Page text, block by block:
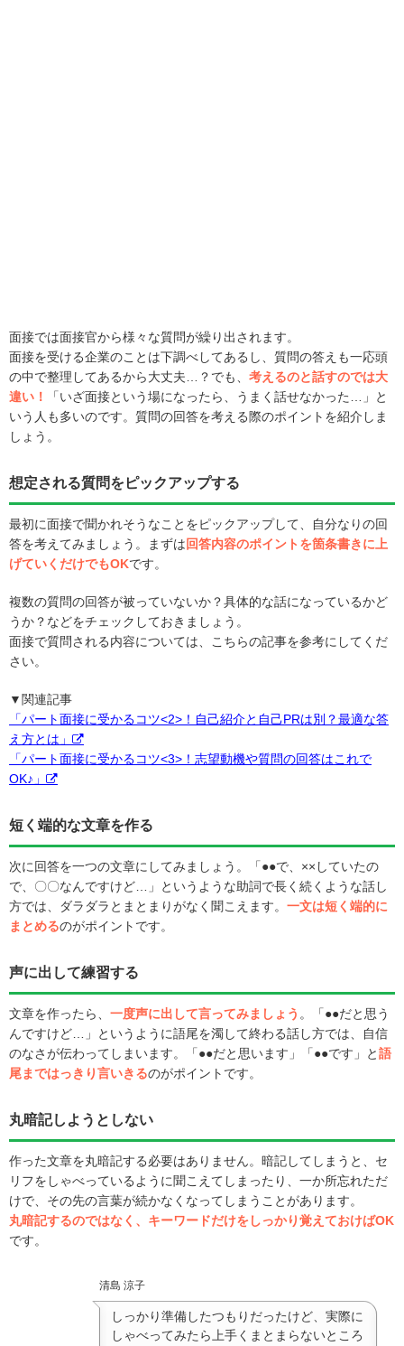
面接では面接官から様々な質問が繰り出されます。
面接を受ける企業のことは下調べしてあるし、質問の答えも一応頭
の中で整理してあるから大丈夫…？でも、 考えるのと話すのでは大
違い！
「いざ面接という場になったら、うまく話せなかった…」と
いう人も多いのです。質問の回答を考える際のポイントを紹介しま
しょう。
想定される質問をピックアップする
最初に面接で聞かれそうなことをピックアップして、自分なりの回
答を考えてみましょう。まずは回答内容のポイントを箇条書きに上
げていくだけでもOKです。
複数の質問の回答が被っていないか？具体的な話になっているかど
うか？などをチェックしておきましょう。
面接で質問される内容については、こちらの記事を参考にしてくだ
さい。
▼関連記事
「パート面接に受かるコツ<2>！自己紹介と自己PRは別？最適な答
え方とは」
「パート面接に受かるコツ<3>！志望動機や質問の回答はこれで
OK♪」
短く端的な文章を作る
次に回答を一つの文章にしてみましょう。「●●で、××していたの
で、〇〇なんですけど…」というような助詞で長く続くような話し
方では、ダラダラとまとまりがなく聞こえます。 一文は短く端的に
まとめるのがポイントです。
声に出して練習する
文章を作ったら、 一度声に出して言ってみましょう 。「●●だと思う
んですけど…」というように語尾を濁して終わる話し方では、自信
のなさが伝わってしまいます。「●●だと思います」「●●です」と語
尾まではっきり言いきるのがポイントです。
丸暗記しようとしない
作った文章を丸暗記する必要はありません。暗記してしまうと、セ
リフをしゃべっているように聞こえてしまったり、一か所忘れただ
けで、その先の言葉が続かなくなってしまうことがあります。
丸暗記するのではなく、キーワードだけをしっかり覚えておけばOK
です。
清島 涼子
しっかり準備したつもりだったけど、実際に
しゃべってみたら上手くまとまらないところ